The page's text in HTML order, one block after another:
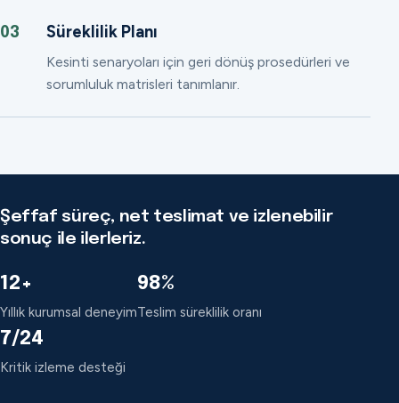
03 Süreklilik Planı
Kesinti senaryoları için geri dönüş prosedürleri ve
sorumluluk matrisleri tanımlanır.
Şeffaf süreç, net teslimat ve izlenebilir
sonuç ile ilerleriz.
12+
Yıllık kurumsal deneyim
98%
Teslim süreklilik oranı
7/24
Kritik izleme desteği